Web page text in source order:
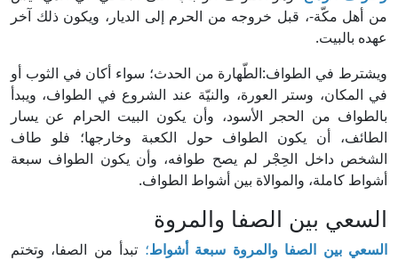
من أهل مكّة-، قبل خروجه من الحرم إلى الديار، ويكون ذلك آخر
عهده بالبيت.
ويشترط في الطواف:الطّهارة من الحدث؛ سواء أكان في الثوب أو
في المكان، وستر العورة، والنيّة عند الشروع في الطواف، ويبدأ
بالطواف من الحجر الأسود، وأن يكون البيت الحرام عن يسار
الطائف، أن يكون الطواف حول الكعبة وخارجها؛ فلو طاف
الشخص داخل الحِجْر لم يصح طوافه، وأن يكون الطواف سبعة
أشواط كاملة، والموالاة بين أشواط الطواف.
السعي بين الصفا والمروة
السعي بين الصفا والمروة سبعة أشواط؛ تبدأ من الصفا، وتختم